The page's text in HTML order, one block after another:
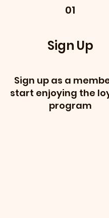
01
Sign Up
Sign up as a
start enjoying the
program